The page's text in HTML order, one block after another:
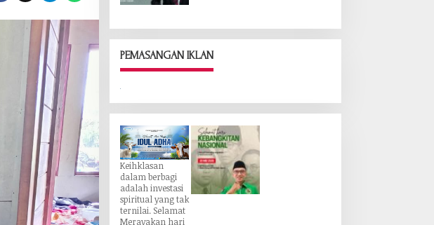
PEMASANGAN IKLAN
Keihklasan
dalam berbagi
adalah investasi
spiritual yang tak
ternilai. Selamat
Merayakan hari